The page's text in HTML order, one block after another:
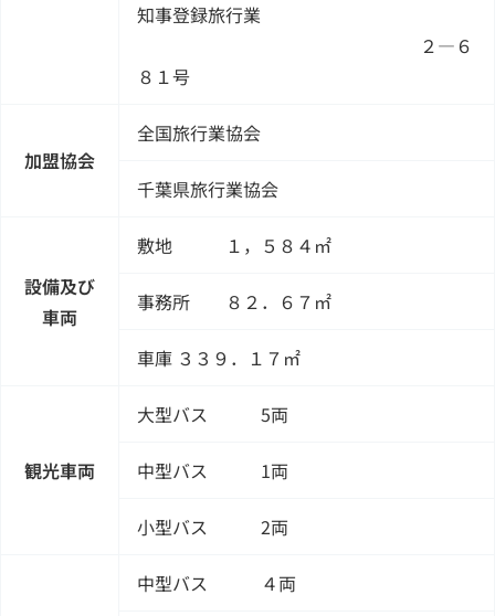
知事登録旅行業
２―６
８１号
加盟協会
全国旅行業協会
千葉県旅行業協会
設備及び
車両
敷地 １，５８４㎡
事務所 ８２．６７㎡
車庫 ３３９．１７㎡
観光車両
大型バス 5両
中型バス 1両
小型バス 2両
中型バス ４両